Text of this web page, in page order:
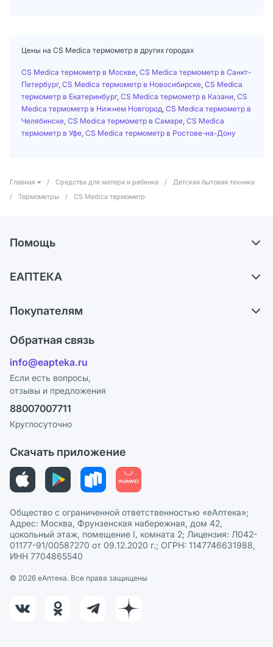
Цены на CS Medica термометр в других городах
CS Medica термометр в Москве CS Medica термометр в Санкт-
Петербург, CS Medica термометр в Новосибирске CS Medica
термометр в Екатеринбург, CS Medica термометр в Казани CS
Medica термометр в Нижнем Новгород CS Medica термометр в
Челябинске CS Medica термометр в Самаре CS Medica
термометр в Уфе CS Medica термометр в Ростове-на-Дону
Главная / Средства для матери и ребенка /
Детская бытовая техника
/
Термометры / CS Medica термометр
Помощь
Самовывоз из аптек
Ответы на вопросы
Блог
ЕАПТЕКА
Карьера
Поставщики
Лицензия
Реклама на сайте
Ваши товары на ЕАПТЕКЕ
Покупателям
Программа СберСпасибо
Политика конфиденциальности
Пользовательское соглашение
Политика рекомендаций
Этика и соответствие
Политика в отношении обработки персональных данных
Обратная связь
info@eapteka.ru
Если есть вопросы,
отзывы и предложения
88007007711
Круглосуточно
Скачать приложение
Общество с ограниченной ответственностью «еАптека»;
Адрес: Москва, Фрунзенская набережная, дом 42,
цокольный этаж, помещение I, комната 2; Лицензия: Л042-
01177-91/00587270 от 09.12.2020 г.; ОГРН: 1147746631988,
ИНН 7704865540
© 2026 eАптека. Все права защищены